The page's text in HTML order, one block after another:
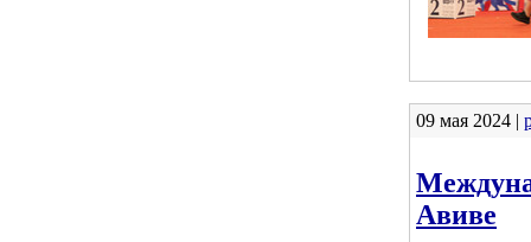
09 мая 2024 |
Авиве